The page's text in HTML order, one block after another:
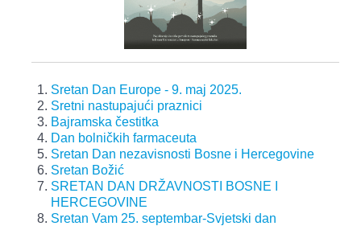
Sretan Dan Europe - 9. maj 2025.
Sretni nastupajući praznici
Bajramska čestitka
Dan bolničkih farmaceuta
Sretan Dan nezavisnosti Bosne i Hercegovine
Sretan Božić
SRETAN DAN DRŽAVNOSTI BOSNE I
HERCEGOVINE
Sretan Vam 25. septembar-Svjetski dan